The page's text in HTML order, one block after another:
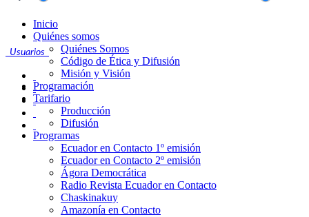
Usuarios
Inicio
Quiénes somos
Quiénes Somos
Código de Ética y Difusión
Misión y Visión
Programación
Tarifario
Producción
Difusión
Programas
Ecuador en Contacto 1º emisión
Ecuador en Contacto 2º emisión
Ágora Democrática
Radio Revista Ecuador en Contacto
Chaskinakuy
Amazonía en Contacto